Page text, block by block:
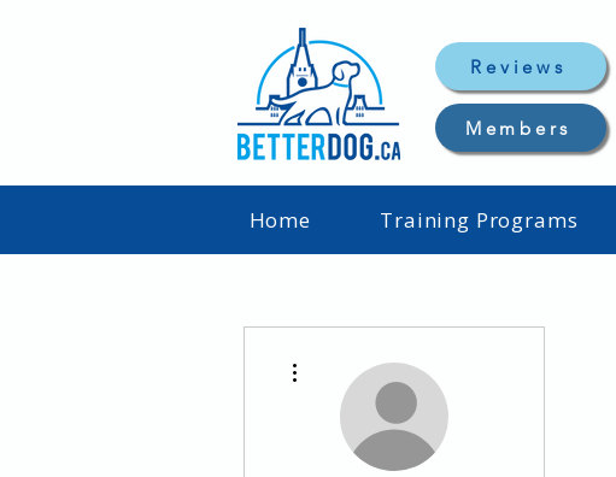
Reviews
Members
Home Training Programs